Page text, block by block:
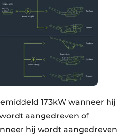
173kW wanneer hij
aangedreven of
hij wordt aangedreven